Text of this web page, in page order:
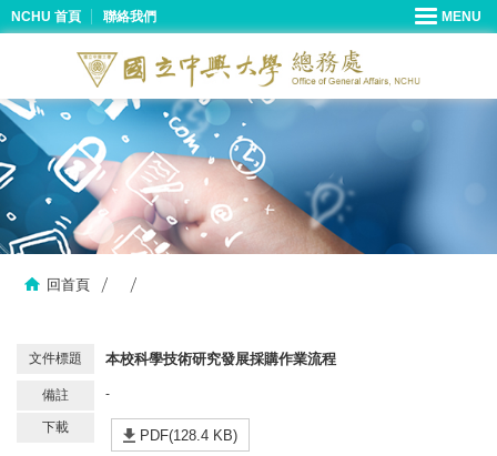
NCHU 首頁 聯絡我們
回首頁
本校科學技術研究發展採購作業流程
-
PDF(128.4 KB)